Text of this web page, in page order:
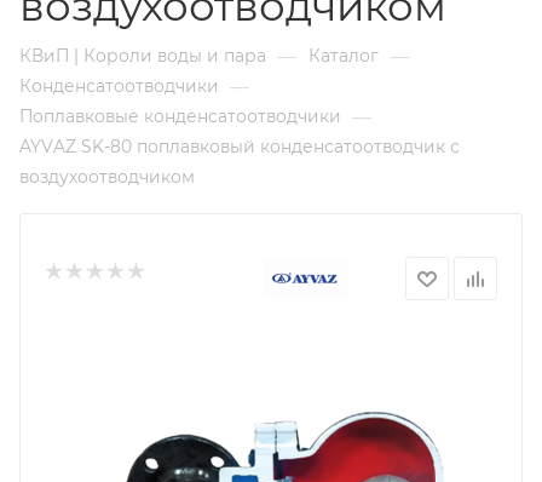
КВиП | Короли воды и пара — Каталог —
Конденсатоотводчики —
Поплавковые конденсатоотводчики —
AYVAZ SK-80 поплавковый конденсатоотводчик с
воздухоотводчиком